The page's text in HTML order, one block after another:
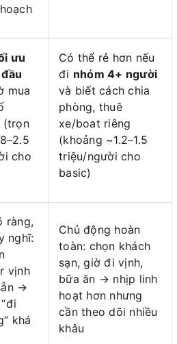
ưu
mua
(trọn
cho
Có thể rẻ hơn nếu
đi nhóm 4+ người
và biết cách chia
phòng, thuê
xe/boat riêng
(khoảng ~1.2–1.5
triệu/người cho
basic)
ràng,
nghĩ:
vịnh
→
khá
Chủ động hoàn
toàn: chọn khách
sạn, giờ đi vịnh,
bữa ăn → nhịp linh
hoạt hơn nhưng
cần theo dõi nhiều
khâu